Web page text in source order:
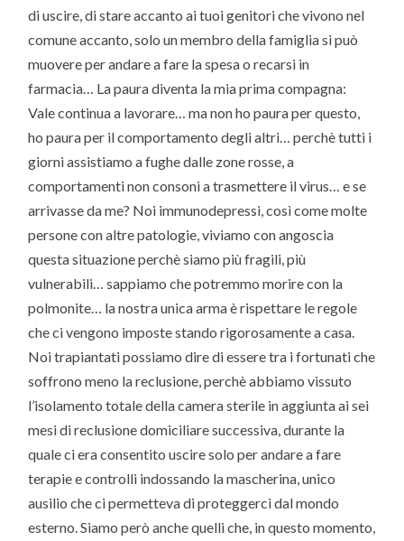
di uscire, di stare accanto ai tuoi genitori che vivono nel
comune accanto, solo un membro della famiglia si può
muovere per andare a fare la spesa o recarsi in
farmacia… La paura diventa la mia prima compagna:
Vale continua a lavorare… ma non ho paura per questo,
ho paura per il comportamento degli altri… perchè tutti i
giorni assistiamo a fughe dalle zone rosse, a
comportamenti non consoni a trasmettere il virus… e se
arrivasse da me? Noi immunodepressi, così come molte
persone con altre patologie, viviamo con angoscia
questa situazione perchè siamo più fragili, più
vulnerabili… sappiamo che potremmo morire con la
polmonite… la nostra unica arma è rispettare le regole
che ci vengono imposte stando rigorosamente a casa.
Noi trapiantati possiamo dire di essere tra i fortunati che
soffrono meno la reclusione, perchè abbiamo vissuto
l’isolamento totale della camera sterile in aggiunta ai sei
mesi di reclusione domiciliare successiva, durante la
quale ci era consentito uscire solo per andare a fare
terapie e controlli indossando la mascherina, unico
ausilio che ci permetteva di proteggerci dal mondo
esterno. Siamo però anche quelli che, in questo momento,